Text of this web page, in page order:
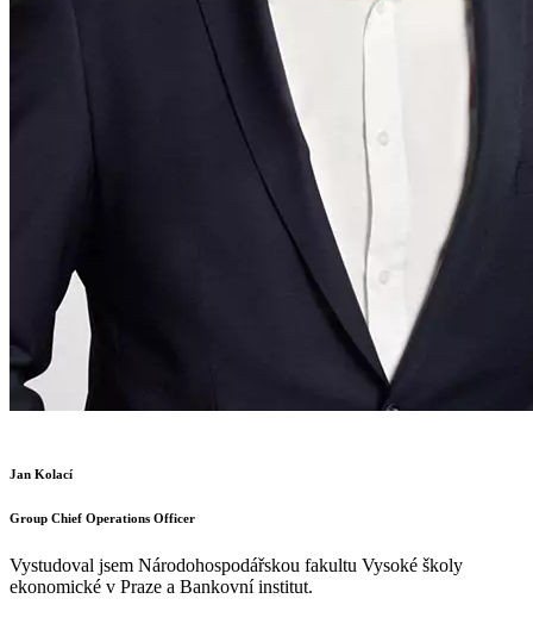
Jan Kolací
Group Chief Operations Officer
Vystudoval jsem Národohospodářskou fakultu Vysoké školy
ekonomické v Praze a Bankovní institut.